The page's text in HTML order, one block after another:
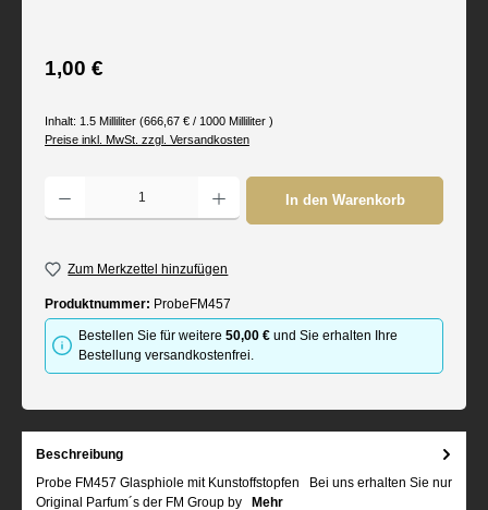
Regulärer Preis:
1,00 €
Inhalt: 1.5 Milliliter (666,67 € / 1000 Milliliter )
Preise inkl. MwSt. zzgl. Versandkosten
Produkt Anzahl: Gib den gewünschten Wert ein oder benutze die Schaltflächen um
In den Warenkorb
Zum Merkzettel hinzufügen
Produktnummer: ProbeFM457
Bestellen Sie für weitere50,00 € und Sie erhalten Ihre
Bestellung versandkostenfrei.
Beschreibung
Probe FM457 Glasphiole mit Kunstoffstopfen Bei uns erhalten Sie nur
Original Parfum´s der FM Group by Mehr